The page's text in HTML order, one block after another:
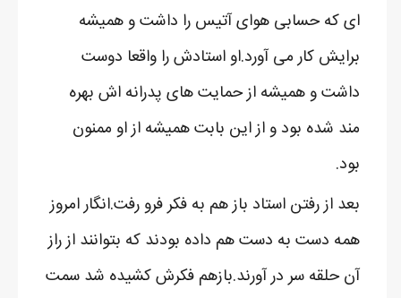
ای که حسابی هوای آتیس را داشت و همیشه
برایش کار می آورد.او استادش را واقعا دوست
داشت و همیشه از حمایت های پدرانه اش بهره
مند شده بود و از این بابت همیشه از او ممنون
بود.
بعد از رفتن استاد باز هم به فکر فرو رفت.انگار امروز
همه دست به دست هم داده بودند که بتوانند از راز
آن حلقه سر در آورند.بازهم فکرش کشیده شد سمت